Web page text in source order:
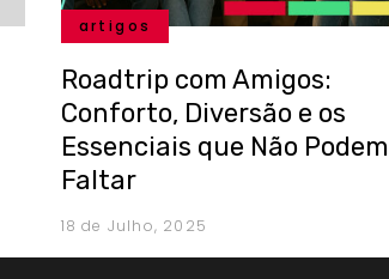
artigos
Roadtrip com Amigos:
Conforto, Diversão e os
Essenciais que Não Podem
Faltar
18 de Julho, 2025